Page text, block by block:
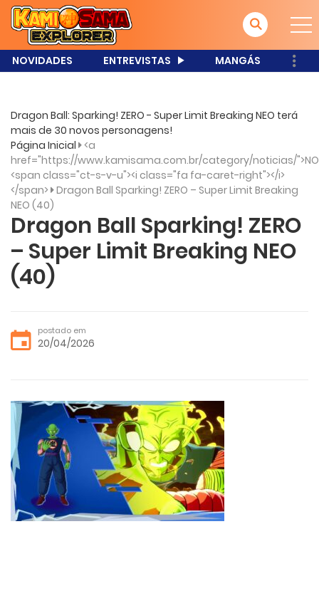
NOVIDADES ENTREVISTAS MANGÁS
Dragon Ball: Sparking! ZERO - Super Limit Breaking NEO terá
mais de 30 novos personagens!
Página Inicial <a
href="https://www.kamisama.com.br/category/noticias/
<span class="ct-s-v-u"><i class="fa fa-caret-right"></i>
</span> Dragon Ball Sparking! ZERO – Super Limit Breaking
NEO (40)
Dragon Ball Sparking! ZERO
– Super Limit Breaking NEO
(40)
postado em
20/04/2026